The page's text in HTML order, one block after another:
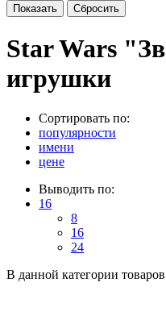
Star Wars
игрушки
Сортировать по:
популярности
имени
цене
Выводить по:
16
8
16
24
В данной категории